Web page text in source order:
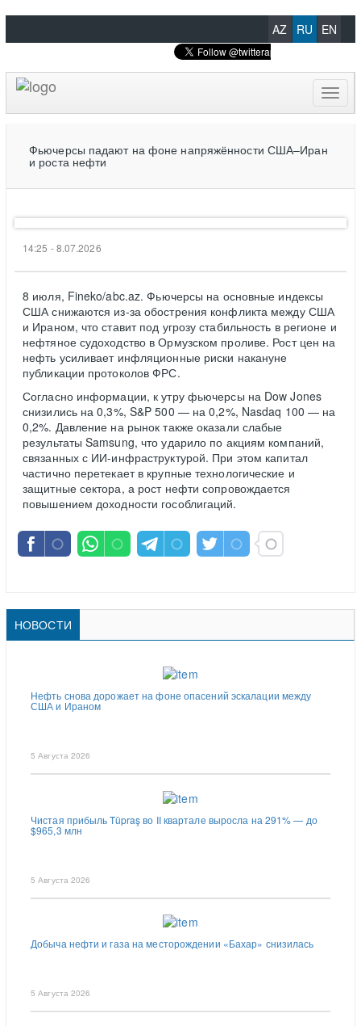
AZ RU EN
Фьючерсы падают на фоне напряжённости США–Иран
и роста нефти
14:25 - 8.07.2026
8 июля, Fineko/abc.az. Фьючерсы на основные индексы
США снижаются из-за обострения конфликта между США
и Ираном, что ставит под угрозу стабильность в регионе и
нефтяное судоходство в Ормузском проливе. Рост цен на
нефть усиливает инфляционные риски накануне
публикации протоколов ФРС.
Согласно информации, к утру фьючерсы на Dow Jones
снизились на 0,3%, S&P 500 — на 0,2%, Nasdaq 100 — на
0,2%. Давление на рынок также оказали слабые
результаты Samsung, что ударило по акциям компаний,
связанных с ИИ-инфраструктурой. При этом капитал
частично перетекает в крупные технологические и
защитные сектора, а рост нефти сопровождается
повышением доходности гособлигаций.
НОВОСТИ
Нефть снова дорожает на фоне опасений эскалации между
США и Ираном
5 Августа 2026
Чистая прибыль Tüpraş во II квартале выросла на 291% — до
$965,3 млн
5 Августа 2026
Добыча нефти и газа на месторождении «Бахар» снизилась
5 Августа 2026